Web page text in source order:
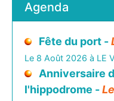
Agenda
Fête du port -
Le 8 Août 2026 à LE
Anniversaire
l'hippodrome -